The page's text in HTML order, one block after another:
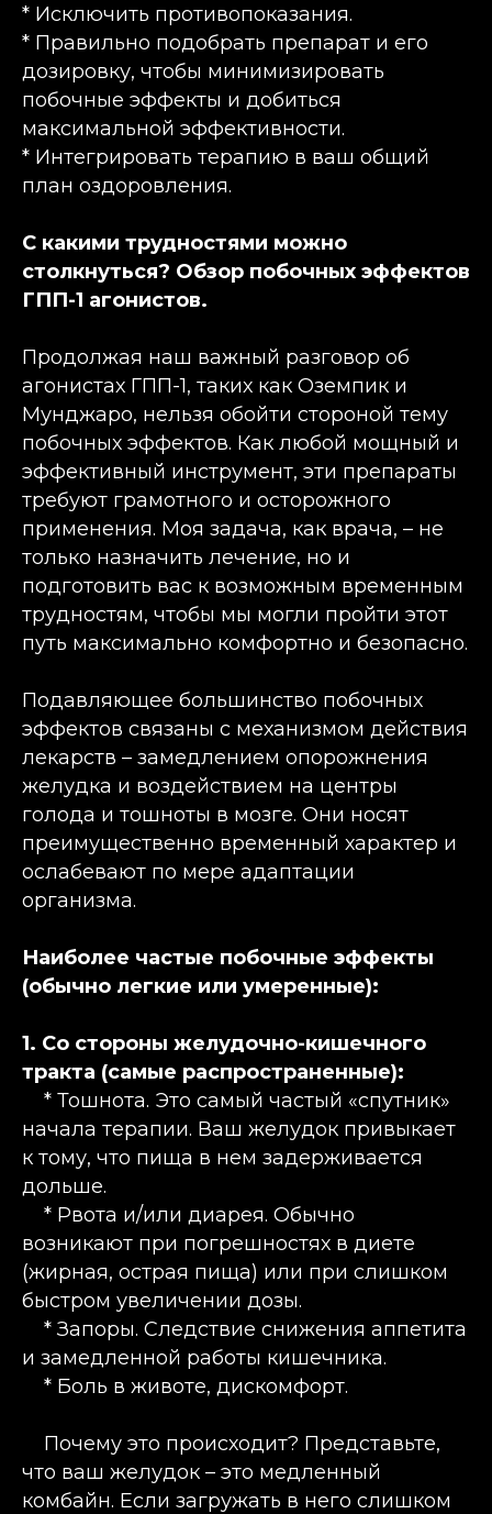
* Исключить противопоказания.
* Правильно подобрать препарат и его
дозировку, чтобы минимизировать
побочные эффекты и добиться
максимальной эффективности.
* Интегрировать терапию в ваш общий
план оздоровления.
С какими трудностями можно
столкнуться? Обзор побочных эффектов
ГПП-1 агонистов.
Продолжая наш важный разговор об
агонистах ГПП-1, таких как Оземпик и
Мунджаро, нельзя обойти стороной тему
побочных эффектов. Как любой мощный и
эффективный инструмент, эти препараты
требуют грамотного и осторожного
применения. Моя задача, как врача, – не
только назначить лечение, но и
подготовить вас к возможным временным
трудностям, чтобы мы могли пройти этот
путь максимально комфортно и безопасно.
Подавляющее большинство побочных
эффектов связаны с механизмом действия
лекарств – замедлением опорожнения
желудка и воздействием на центры
голода и тошноты в мозге. Они носят
преимущественно временный характер и
ослабевают по мере адаптации
организма.
Наиболее частые побочные эффекты
(обычно легкие или умеренные):
1. Со стороны желудочно-кишечного
тракта (самые распространенные):
* Тошнота. Это самый частый «спутник»
начала терапии. Ваш желудок привыкает
к тому, что пища в нем задерживается
дольше.
* Рвота и/или диарея. Обычно
возникают при погрешностях в диете
(жирная, острая пища) или при слишком
быстром увеличении дозы.
* Запоры. Следствие снижения аппетита
и замедленной работы кишечника.
* Боль в животе, дискомфорт.
Почему это происходит? Представьте,
что ваш желудок – это медленный
комбайн. Если загружать в него слишком